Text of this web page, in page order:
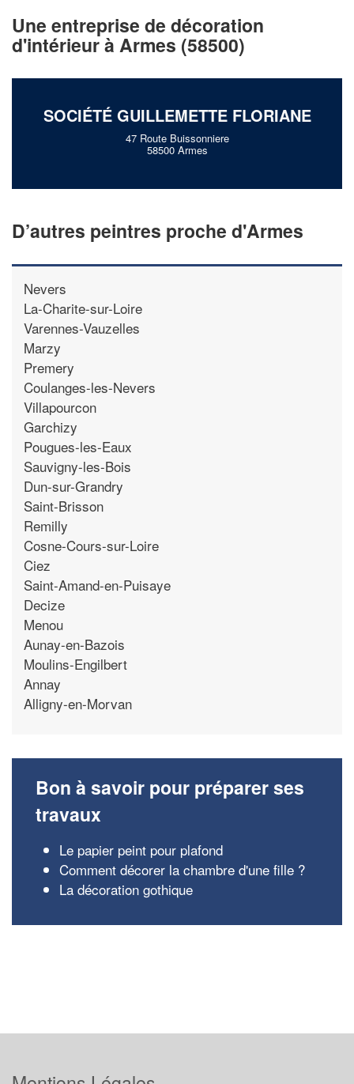
Une entreprise de décoration
d'intérieur à Armes (58500)
SOCIÉTÉ GUILLEMETTE FLORIANE
47 Route Buissonniere
58500 Armes
D’autres peintres proche d'Armes
Nevers
La-Charite-sur-Loire
Varennes-Vauzelles
Marzy
Premery
Coulanges-les-Nevers
Villapourcon
Garchizy
Pougues-les-Eaux
Sauvigny-les-Bois
Dun-sur-Grandry
Saint-Brisson
Remilly
Cosne-Cours-sur-Loire
Ciez
Saint-Amand-en-Puisaye
Decize
Menou
Aunay-en-Bazois
Moulins-Engilbert
Annay
Alligny-en-Morvan
Bon à savoir pour préparer ses
travaux
Le papier peint pour plafond
Comment décorer la chambre d'une fille ?
La décoration gothique
vos
marges
tout en gagnant de
nouveaux clients!